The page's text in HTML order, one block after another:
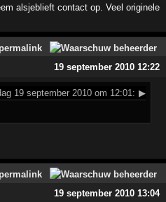
alsjeblieft contact op. Veel originele
19 september 2010 12:22
19 september 2010 om 12:01: ▶
19 september 2010 13:04